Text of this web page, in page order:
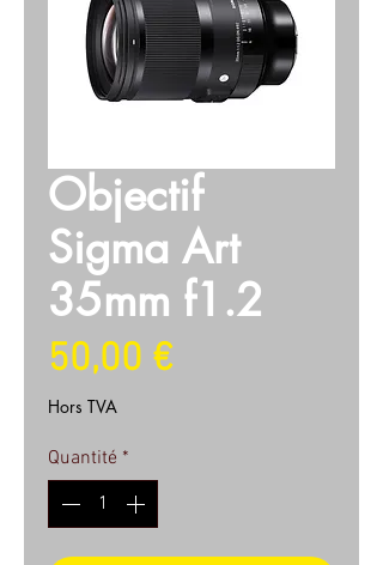
Objectif
Sigma Art
35mm f1.2
50,00 €Prix
Hors TVA
Quantité *